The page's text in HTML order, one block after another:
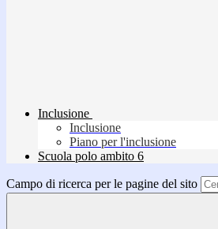
Inclusione
Inclusione
Piano per l'inclusione
Scuola polo ambito 6
Campo di ricerca per le pagine del sito